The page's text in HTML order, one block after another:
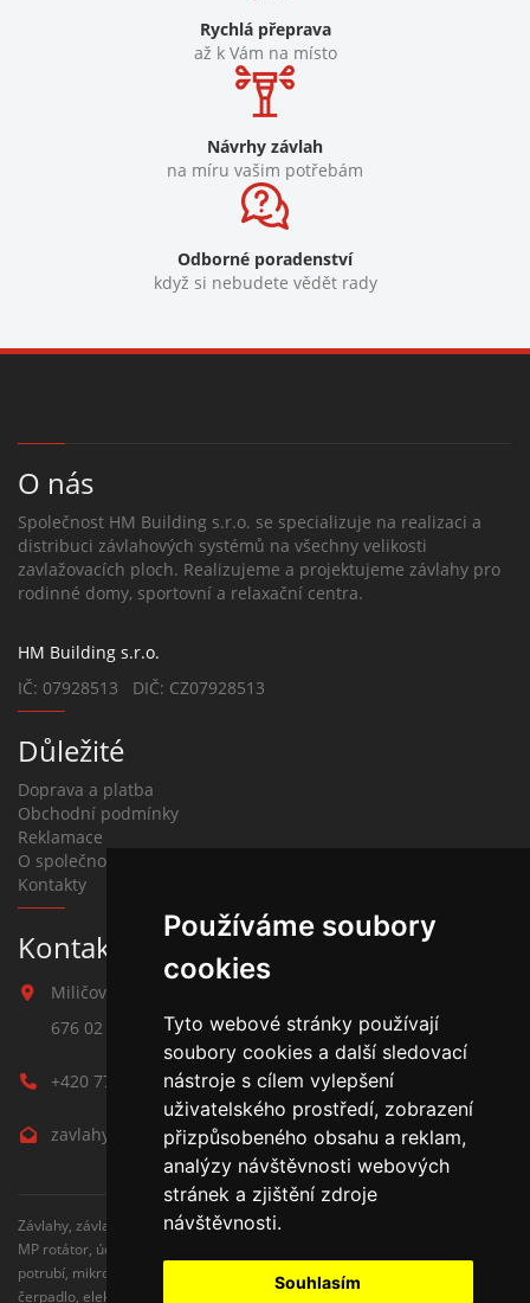
Používáme soubory
cookies
Tyto webové stránky používají
soubory cookies a další sledovací
nástroje s cílem vylepšení
uživatelského prostředí, zobrazení
přizpůsobeného obsahu a reklam,
analýzy návštěvnosti webových
stránek a zjištění zdroje
návštěvnosti.
Souhlasím
Rychlá přeprava
až k Vám na místo
Návrhy závlah
na míru vašim potřebám
Odborné poradenství
když si nebudete vědět rady
O nás
Společnost HM Building s.r.o. se specializuje na realizaci a
distribuci závlahových systémů na všechny velikosti
zavlažovacích ploch. Realizujeme a projektujeme závlahy pro
rodinné domy, sportovní a relaxační centra.
HM Building s.r.o.
IČ: 07928513 DIČ: CZ07928513
Důležité
Doprava a platba
Obchodní podmínky
Reklamace
O společnosti
Kontakty
Kontakt na závlahy
Miličova 541
676 02 Moravské Budějovice
+420 777 780 938
zavlahy@hmbuilding.cz
Závlahy, závlahové systémy, AZS, postřikovače, trysky, kapenkova závlaha,
MP rotátor, úderove postřikovače, automatické zavlažovaní, kapkovací
potrubí, mikrozávlaha, zahradní hadice, zahradní sloupky, Hunter,
čerpadlo, elektromagnetické ventily, zavlažovaní trávníku, zavlažovací